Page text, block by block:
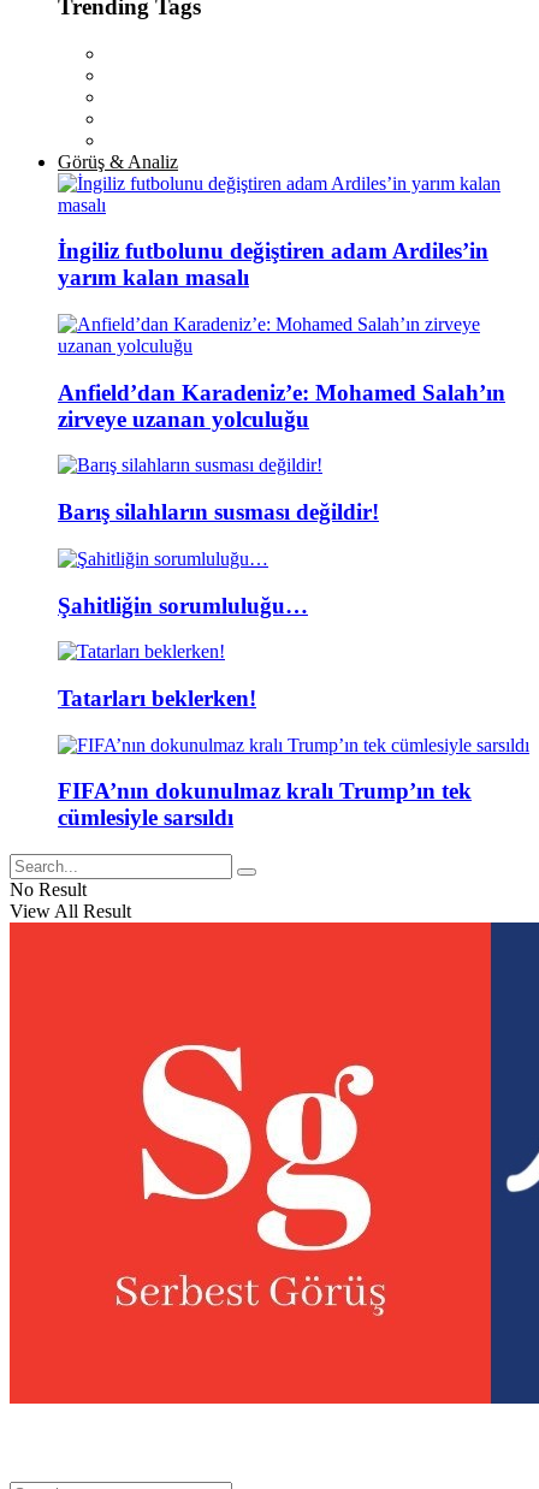
Trending Tags
Görüş & Analiz
İngiliz futbolunu değiştiren adam Ardiles’in
yarım kalan masalı
Anfield’dan Karadeniz’e: Mohamed Salah’ın
zirveye uzanan yolculuğu
Barış silahların susması değildir!
Şahitliğin sorumluluğu…
Tatarları beklerken!
FIFA’nın dokunulmaz kralı Trump’ın tek
cümlesiyle sarsıldı
No Result
View All Result